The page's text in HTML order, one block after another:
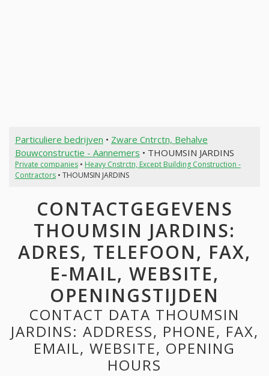
Particuliere bedrijven • Zware Cntrctn, Behalve
Bouwconstructie - Aannemers • THOUMSIN JARDINS
Private companies• Heavy Cnstrctn, Except Building Construction -
Contractors• THOUMSIN JARDINS
CONTACTGEGEVENS
THOUMSIN JARDINS:
ADRES, TELEFOON, FAX,
E-MAIL, WEBSITE,
OPENINGSTIJDEN
CONTACT DATA THOUMSIN
JARDINS: ADDRESS, PHONE, FAX,
EMAIL, WEBSITE, OPENING
HOURS